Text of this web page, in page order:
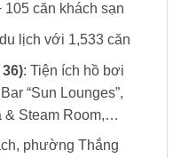
105 căn khách sạn
lịch với 1,533 căn
: Tiện ích hồ bơi
“Sun Lounges”,
& Steam Room,…
phường Thắng